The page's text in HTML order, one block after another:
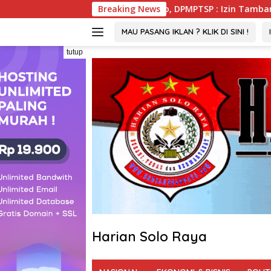
ke
Breaking News
DPMPTSP : Izin Tambang PGM Sah Hingga 2032
MAU PASANG IKLAN ? KLIK DI SINI !
tutup
Harian Solo Raya
Tegas